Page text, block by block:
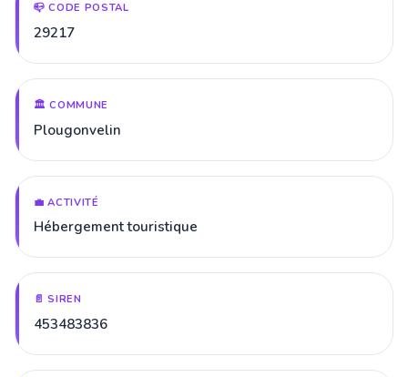
📪 CODE POSTAL
29217
🏛️ COMMUNE
Plougonvelin
💼 ACTIVITÉ
Hébergement touristique
📄 SIREN
453483836